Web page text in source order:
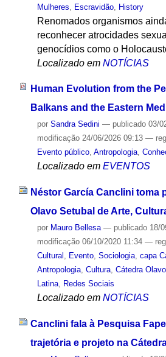
Mulheres
Escravidão, History
Renomados organismos
reconhecer atrocidades
genocídios como o
Localizado em NOTÍCIAS
Human Evolution from the
Balkans and the Eastern
por Sandra Sedini — publicado03/
modificação24/06/2026 09:13 —
Evento público, Antropologia,
Localizado em EVENTOS
Néstor García Canclini toma
Olavo Setubal de Arte,
por Mauro Bellesa — publicado18/
modificação06/10/2020 11:34 —
Cultural , Evento, Sociologia, capa
Antropologia, Cultura, Cátedra
Latina, Redes Sociais
Localizado em NOTÍCIAS
Canclini fala à Pesquisa
trajetória e projeto na